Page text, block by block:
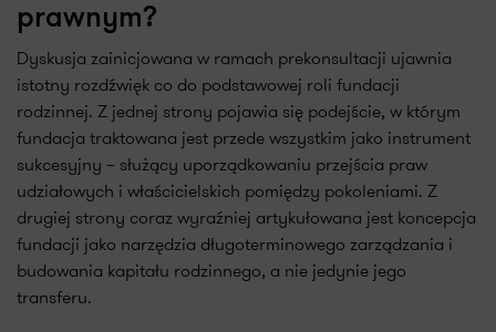
prawnym?
Dyskusja zainicjowana w ramach prekonsultacji ujawnia
istotny rozdźwięk co do podstawowej roli fundacji
rodzinnej. Z jednej strony pojawia się podejście, w którym
fundacja traktowana jest przede wszystkim jako instrument
sukcesyjny – służący uporządkowaniu przejścia praw
udziałowych i właścicielskich pomiędzy pokoleniami. Z
drugiej strony coraz wyraźniej artykułowana jest koncepcja
fundacji jako narzędzia długoterminowego zarządzania i
budowania kapitału rodzinnego, a nie jedynie jego
transferu.